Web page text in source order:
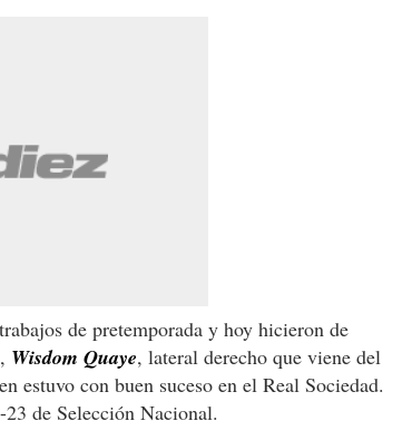
de pretemporada y hoy hicieron de
Wisdom Quaye, lateral derecho que viene del
estuvo con buen suceso en el Real Sociedad.
de Selección Nacional.